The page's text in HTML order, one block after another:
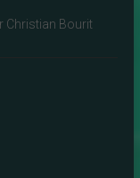
Christian Bourit